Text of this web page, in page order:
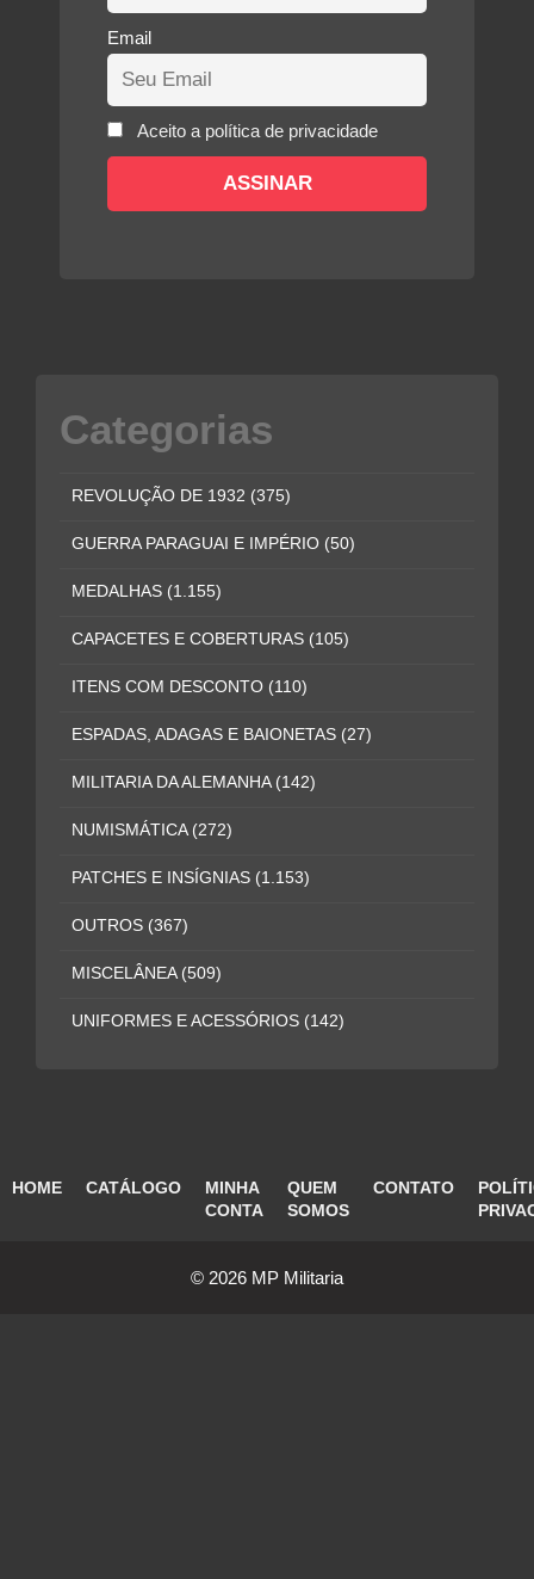
Email
Aceito a política de privacidade
Categorias
REVOLUÇÃO DE 1932 (375)
GUERRA PARAGUAI E IMPÉRIO (50)
MEDALHAS (1.155)
CAPACETES E COBERTURAS (105)
ITENS COM DESCONTO (110)
ESPADAS, ADAGAS E BAIONETAS (27)
MILITARIA DA ALEMANHA (142)
NUMISMÁTICA (272)
PATCHES E INSÍGNIAS (1.153)
OUTROS (367)
MISCELÂNEA (509)
UNIFORMES E ACESSÓRIOS (142)
HOME CATÁLOGO
MINHA
CONTA
QUEM
SOMOS
CONTATO
© 2026 MP Militaria